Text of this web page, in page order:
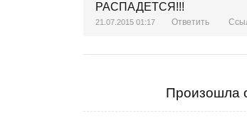
РАСПАДЕТСЯ!!!
21.07.2015 01:17 Ответить
Произошла